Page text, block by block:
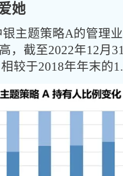
她
银主题策略A的管理
，截至2022年12月
较于2018年年末的